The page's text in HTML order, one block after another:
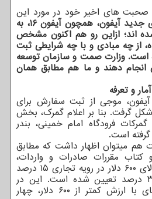
صحبت های اخیر خود در مورد این
مدل های جدید آیفون، همچون آیفون ۱۶، به
اند؛ ازاین رو هم اکنون مشخص
از چه مبادی و با چه شرایطی ثبت
است. وزارت صمت و سازمان توسعه
دهند و ما هم مطابق همان
و تعرفه
آیفون، موجی از ثبت سفارش برای
گرفت. بنا بر اعلام گمرک، بخش
فرودگاه امام خمینی، بندر
است.
هم میتوان اظهار داشت که مطابق
کتاب مقررات صادرات و واردات،
ورودی گوشیهای بالای ۶۰۰ دلار در رویه تجاری ۱۵ درصد
و در دیگر رویه ها تا ۳۰ درصد تعیین شده است. این در
حالیست که برای گوشیهای با ارزش کمتر از ۶۰۰ دلار، چهار